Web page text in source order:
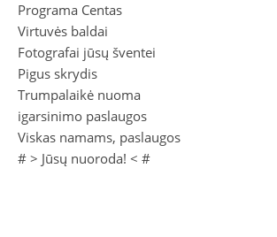
Programa Centas
Virtuvės baldai
Fotografai jūsų šventei
Pigus skrydis
Trumpalaikė nuoma
igarsinimo paslaugos
Viskas namams, paslaugos
# > Jūsų nuoroda! < #